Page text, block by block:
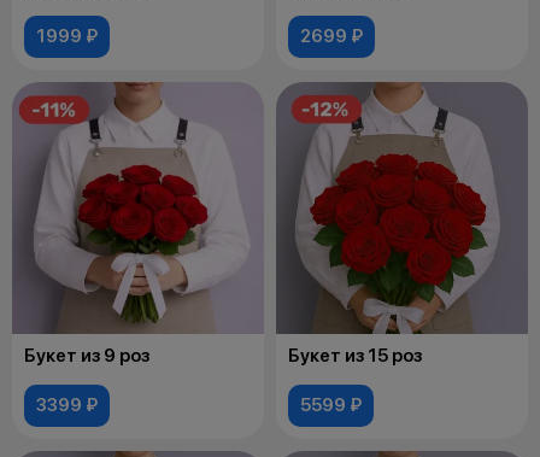
1999 ₽ 2699 ₽
Букет из 9 роз
3399 ₽
Букет из 15 роз
5599 ₽